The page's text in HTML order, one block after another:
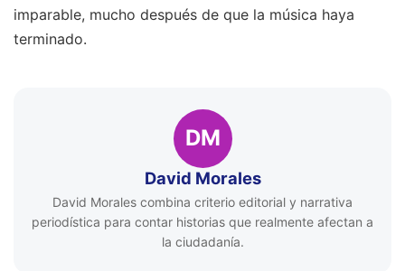
imparable, mucho después de que la música haya
terminado.
DM
David Morales
David Morales combina criterio editorial y narrativa
periodística para contar historias que realmente afectan a
la ciudadanía.